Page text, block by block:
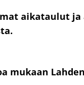
aikataulut
mukaan